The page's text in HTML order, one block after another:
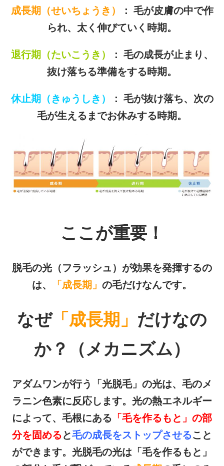
成長期（せいちょうき）
： 毛が皮膚の中で作
られ、太く伸びていく時期。
退行期（たいこうき）
： 毛の成長が止まり、
抜け落ちる準備をする時期。
休止期（きゅうしき）
： 毛が抜け落ち、次の
毛が生えるまでお休みする時期。
ここが重要！
脱毛の光（フラッシュ）が効果を発揮するの
は、
「成長期」 の毛だけなんです。
なぜ「成長期」 だけなの
か？（メカニズム）
アダムワンが行う「光脱毛」の光は、毛のメ
ラニン色素に反応します。光の熱エネルギー
によって、毛根にある 「毛を作るもと」の部
分を固めると毛の成長をストップさせること
ができます。光脱毛の光は「毛を作るもと」